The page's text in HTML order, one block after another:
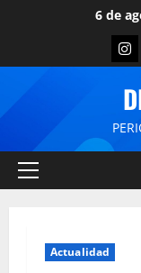
6 de
Actualidad